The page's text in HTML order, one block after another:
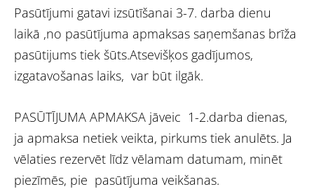
Pasūtījumi gatavi izsūtīšanai 3-7. darba dienu
laikā ,no pasūtījuma apmaksas saņemšanas brīža
pasūtijums tiek šūts.Atsevišķos gadījumos,
izgatavošanas laiks, var būt ilgāk.
PASŪTĪJUMA APMAKSA jāveic 1-2.darba dienas,
ja apmaksa netiek veikta, pirkums tiek anulēts. Ja
vēlaties rezervēt līdz vēlamam datumam, minēt
piezīmēs, pie pasūtījuma veikšanas.